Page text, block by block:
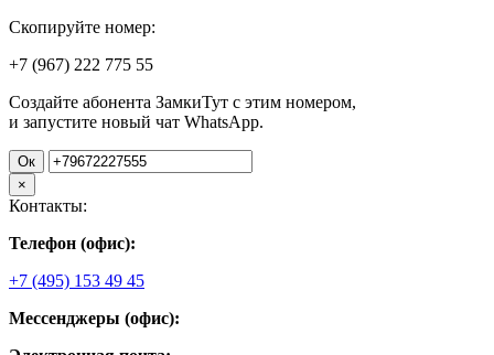
Скопируйте номер:
+7 (967) 222 775 55
Создайте абонента ЗамкиТут с этим номером,
и запустите новый чат WhatsApp.
Ок
×
Контакты:
Телефон (офис):
+7 (495) 153 49 45
Мессенджеры (офис):